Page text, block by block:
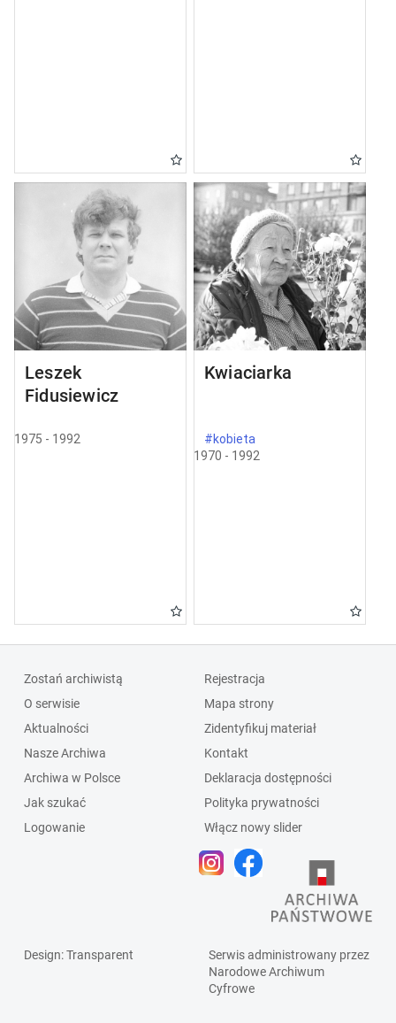
Leszek
Fidusiewicz
1975 - 1992
Kwiaciarka
#kobieta
1970 - 1992
Zostań archiwistą
O serwisie
Aktualności
Nasze Archiwa
Archiwa w Polsce
Jak szukać
Logowanie
Rejestracja
Mapa strony
Zidentyfikuj materiał
Kontakt
Deklaracja dostępności
Polityka prywatności
Włącz nowy slider
Design: Transparent
Serwis administrowany przez
Narodowe Archiwum
Cyfrowe